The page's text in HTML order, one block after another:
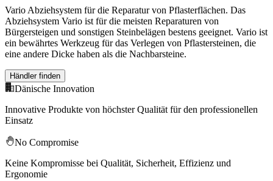
Vario Abziehsystem für die Reparatur von Pflasterflächen. Das
Abziehsystem Vario ist für die meisten Reparaturen von
Bürgersteigen und sonstigen Steinbelägen bestens geeignet. Vario ist
ein bewährtes Werkzeug für das Verlegen von Pflastersteinen, die
eine andere Dicke haben als die Nachbarsteine.
Händler finden
Dänische Innovation
Innovative Produkte von höchster Qualität für den professionellen
Einsatz
No Compromise
Keine Kompromisse bei Qualität, Sicherheit, Effizienz und
Ergonomie